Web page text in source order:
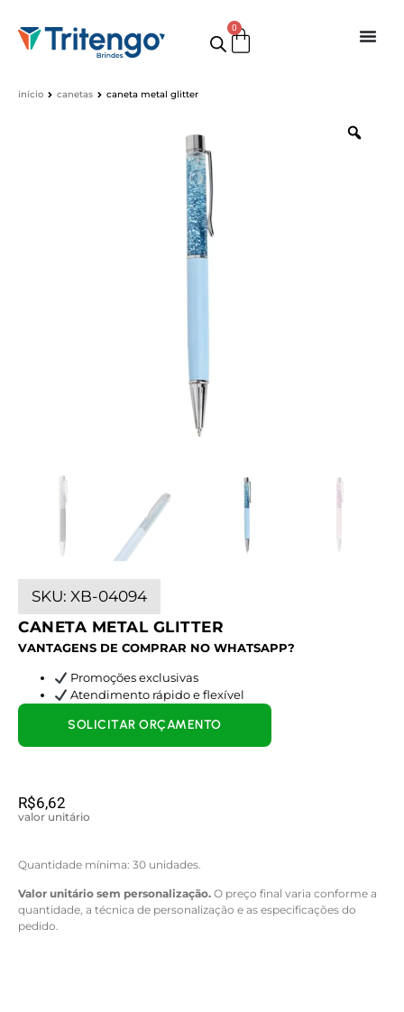
0
início canetas caneta metal glitter
SKU: XB-04094
CANETA METAL GLITTER
VANTAGENS DE COMPRAR NO WHATSAPP?
Promoções exclusivas
Atendimento rápido e flexível
R$6,62
valor unitário
Quantidade mínima: 30 unidades.
Valor unitário sem personalização. O preço final varia conforme a
quantidade, a técnica de personalização e as especificações do
pedido.
SOLICITAR ORÇAMENTO